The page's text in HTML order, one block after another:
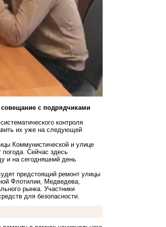
с подрядчиками
контроля
их уже на следующей
Коммунистической и улице
погода. Сейчас здесь
и на сегодняшний день
предстоящий ремонт улицы
Флотилии, Медведева,
рынка. Участники
для безопасности.